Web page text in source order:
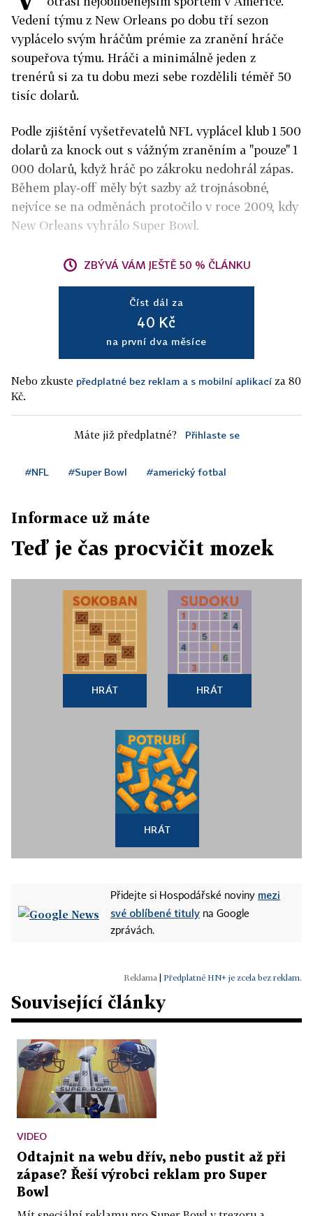
Vedení týmu z New Orleans po dobu tří sezon
vyplácelo svým hráčům prémie za zranění hráče
soupeřova týmu. Hráči a minimálně jeden z
trenérů si za tu dobu mezi sebe rozdělili téměř 50
tisíc dolarů.
Podle zjištění vyšetřevatelů NFL vyplácel klub 1 500
dolarů za knock out s vážným zraněním a "pouze" 1
000 dolarů, když hráč po zákroku nedohrál zápas.
Během play-off měly být sazby až trojnásobné,
nejvíce se na odměnách protočilo v roce 2009, kdy
New Orleans vyhrálo Super Bowl.
ZBÝVÁ VÁM JEŠTĚ 50 % ČLÁNKU
Číst dál za
40 Kč
na první dva měsíce
Nebo zkuste předplatné bez reklam a s mobilní aplikací za 80
Kč.
Máte již předplatné? Přihlaste se
#NFL #Super Bowl #americký fotbal
Informace už máte
Teď je čas procvičit mozek
HRÁT HRÁT
HRÁT
Přidejte si Hospodářské noviny mezi
své oblíbené tituly na Google
zprávách.
Předplatné HN+ je zcela bez reklam.
Související články
VIDEO
Odtajnit na webu dřív, nebo pustit až při
zápase? Řeší výrobci reklam pro Super
Bowl